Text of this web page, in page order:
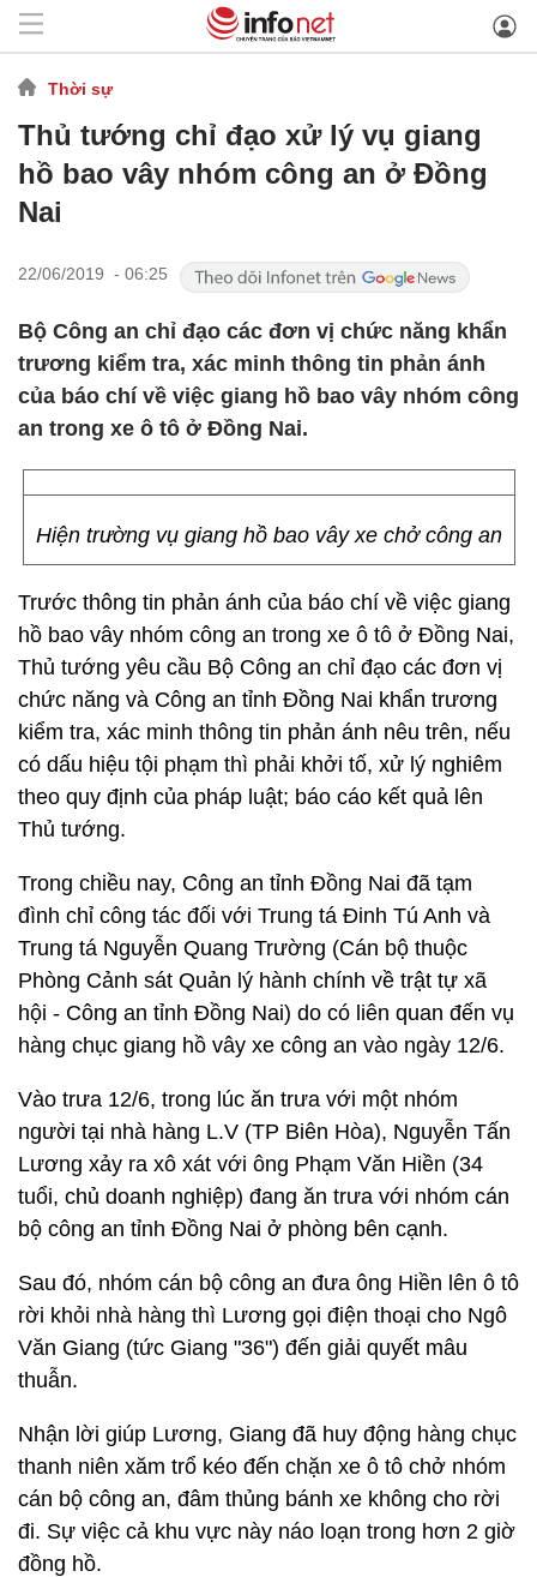
Thời sự
Thủ tướng chỉ đạo xử lý vụ giang
hồ bao vây nhóm công an ở Đồng
Nai
22/06/2019 - 06:25
Bộ Công an chỉ đạo các đơn vị chức năng khẩn
trương kiểm tra, xác minh thông tin phản ánh
của báo chí về việc giang hồ bao vây nhóm công
an trong xe ô tô ở Đồng Nai.
Hiện trường vụ giang hồ bao vây xe chở công an
Trước thông tin phản ánh của báo chí về việc giang
hồ bao vây nhóm công an trong xe ô tô ở Đồng Nai,
Thủ tướng yêu cầu Bộ Công an chỉ đạo các đơn vị
chức năng và Công an tỉnh Đồng Nai khẩn trương
kiểm tra, xác minh thông tin phản ánh nêu trên, nếu
có dấu hiệu tội phạm thì phải khởi tố, xử lý nghiêm
theo quy định của pháp luật; báo cáo kết quả lên
Thủ tướng.
Trong chiều nay, Công an tỉnh Đồng Nai đã tạm
đình chỉ công tác đối với Trung tá Đinh Tú Anh và
Trung tá Nguyễn Quang Trường (Cán bộ thuộc
Phòng Cảnh sát Quản lý hành chính về trật tự xã
hội - Công an tỉnh Đồng Nai) do có liên quan đến vụ
hàng chục giang hồ vây xe công an vào ngày 12/6.
Vào trưa 12/6, trong lúc ăn trưa với một nhóm
người tại nhà hàng L.V (TP Biên Hòa), Nguyễn Tấn
Lương xảy ra xô xát với ông Phạm Văn Hiền (34
tuổi, chủ doanh nghiệp) đang ăn trưa với nhóm cán
bộ công an tỉnh Đồng Nai ở phòng bên cạnh.
Sau đó, nhóm cán bộ công an đưa ông Hiền lên ô tô
rời khỏi nhà hàng thì Lương gọi điện thoại cho Ngô
Văn Giang (tức Giang "36") đến giải quyết mâu
thuẫn.
Nhận lời giúp Lương, Giang đã huy động hàng chục
thanh niên xăm trổ kéo đến chặn xe ô tô chở nhóm
cán bộ công an, đâm thủng bánh xe không cho rời
đi. Sự việc cả khu vực này náo loạn trong hơn 2 giờ
đồng hồ.